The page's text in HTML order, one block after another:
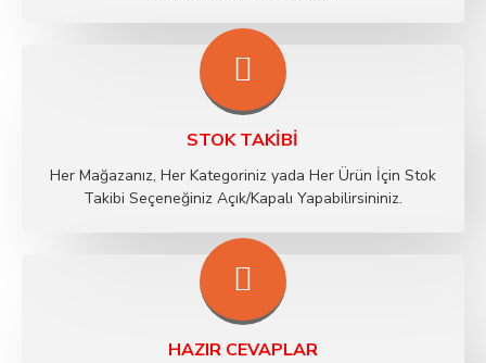
STOK TAKIBI
Her Mağazanız, Her Kategoriniz yada Her Ürün İçin Stok
Takibi Seçeneğiniz Açık/Kapalı Yapabilirsininiz.
HAZIR CEVAPLAR